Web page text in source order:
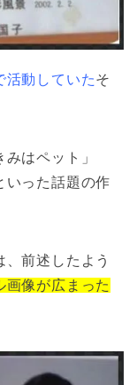
活動していたそ
はペット」
いった話題の作
前述したよう
画像が広まった